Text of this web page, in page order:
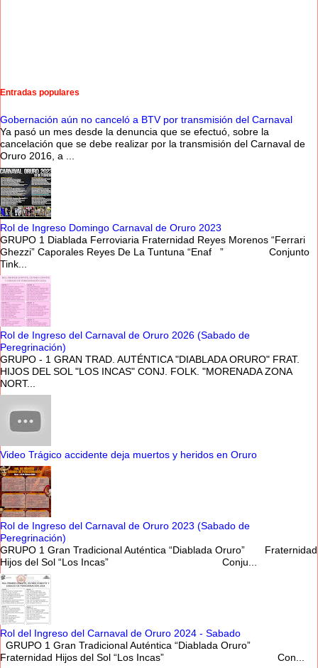
Entradas populares
Gobernación aún no canceló a BTV por transmisión del Carnaval
Ya pasó un mes desde la denuncia que se efectuó, sobre la
cancelación que se debe realizar por la transmisión del Carnaval de
Oruro 2016, a ...
Rol de Ingreso Domingo Carnaval de Oruro 2023
GRUPO 1 Diablada Ferroviaria Fraternidad Reyes Morenos “Ferrari
Ghezzi” Caporales Reyes De La Tuntuna “Enaf ” Conjunto
Tink...
Rol de Ingreso del Carnaval de Oruro 2026 (Sabado de
Peregrinación)
GRUPO - 1 GRAN TRAD. AUTÉNTICA "DIABLADA ORURO" FRAT.
HIJOS DEL SOL "LOS INCAS" CONJ. FOLK. "MORENADA ZONA
NORT...
Video Trágico accidente deja muertos y heridos en Oruro
Rol de Ingreso del Carnaval de Oruro 2023 (Sabado de
Peregrinación)
GRUPO 1 Gran Tradicional Auténtica “Diablada Oruro” Fraternidad
Hijos del Sol “Los Incas” Conju...
Rol del Ingreso del Carnaval de Oruro 2024 - Sabado
GRUPO 1 Gran Tradicional Auténtica “Diablada Oruro”
Fraternidad Hijos del Sol “Los Incas” Con...